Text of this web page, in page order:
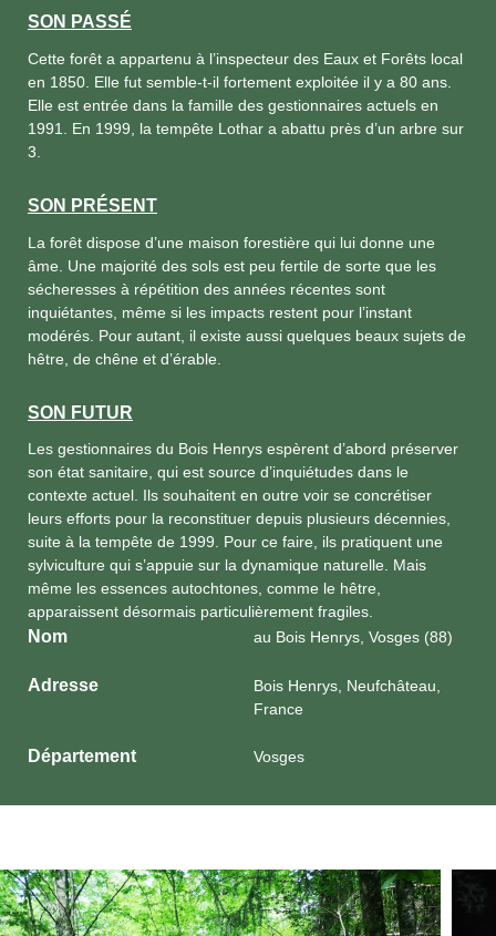
SON PASSÉ
Cette forêt a appartenu à l’inspecteur des Eaux et Forêts local
en 1850. Elle fut semble-t-il fortement exploitée il y a 80 ans.
Elle est entrée dans la famille des gestionnaires actuels en
1991. En 1999, la tempête Lothar a abattu près d’un arbre sur
3.
SON PRÉSENT
La forêt dispose d’une maison forestière qui lui donne une
âme. Une majorité des sols est peu fertile de sorte que les
sécheresses à répétition des années récentes sont
inquiétantes, même si les impacts restent pour l’instant
modérés. Pour autant, il existe aussi quelques beaux sujets de
hêtre, de chêne et d’érable.
SON FUTUR
Les gestionnaires du Bois Henrys espèrent d’abord préserver
son état sanitaire, qui est source d’inquiétudes dans le
contexte actuel. Ils souhaitent en outre voir se concrétiser
leurs efforts pour la reconstituer depuis plusieurs décennies,
suite à la tempête de 1999. Pour ce faire, ils pratiquent une
sylviculture qui s’appuie sur la dynamique naturelle. Mais
même les essences autochtones, comme le hêtre,
apparaissent désormais particulièrement fragiles.
Nom au Bois Henrys, Vosges (88)
Adresse
Bois Henrys, Neufchâteau,
France
Département Vosges